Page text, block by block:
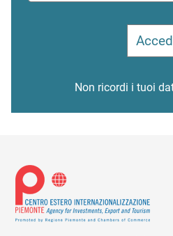
Non ricordi i tuoi